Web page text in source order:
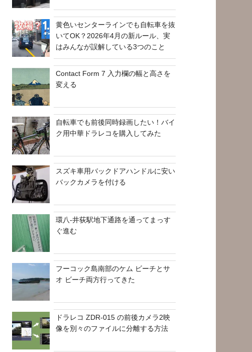
黄色いセンターラインでも自転車を抜
いてOK？2026年4月の新ルール、実
はみんなが誤解している3つのこと
Contact Form 7 入力欄の幅と高さを
変える
自転車でも前後同時録画したい！バイ
ク用中華ドラレコを購入してみた
スズキ車用バックドアハンドルに安い
バックカメラを付ける
環八-井荻駅地下通路を通ってまっす
ぐ進む
フーコック島南部のケム ビーチとサ
オ ビーチ両方行ってきた
ドラレコ ZDR-015 の前後カメラ2映
像を別々のファイルに分離する方法